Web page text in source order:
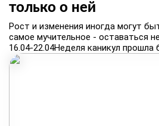
только о ней
Рост и изменения иногда могут
самое мучительное - оставаться
16.04‑22.04Неделя каникул